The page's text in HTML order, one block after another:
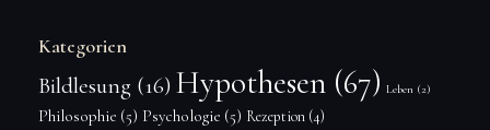
Kategorien
Bildlesung (16) Hypothesen (67) Leben (2)
Philosophie (5) Psychologie (5) Rezeption (4)